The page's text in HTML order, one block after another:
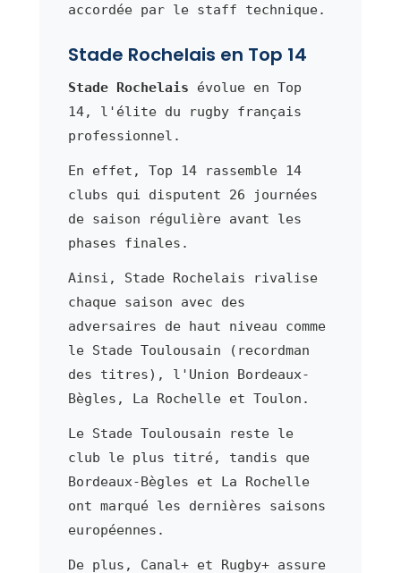
accordée par le staff technique.
Stade Rochelais en Top 14
Stade Rochelais évolue en Top
14, l'élite du rugby français
professionnel.
En effet, Top 14 rassemble 14
clubs qui disputent 26 journées
de saison régulière avant les
phases finales.
Ainsi, Stade Rochelais rivalise
chaque saison avec des
adversaires de haut niveau comme
le Stade Toulousain (recordman
des titres), l'Union Bordeaux-
Bègles, La Rochelle et Toulon.
Le Stade Toulousain reste le
club le plus titré, tandis que
Bordeaux-Bègles et La Rochelle
ont marqué les dernières saisons
européennes.
De plus, Canal+ et Rugby+ assure